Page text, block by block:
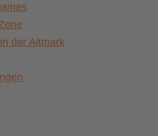
der Altmark